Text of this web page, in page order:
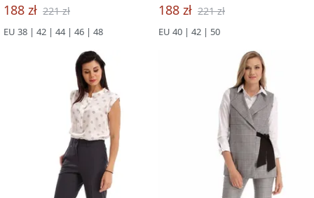
188 zł 221 zł
EU 38 | 42 | 44 | 46 | 48
188 zł 221 zł
EU 40 | 42 | 50